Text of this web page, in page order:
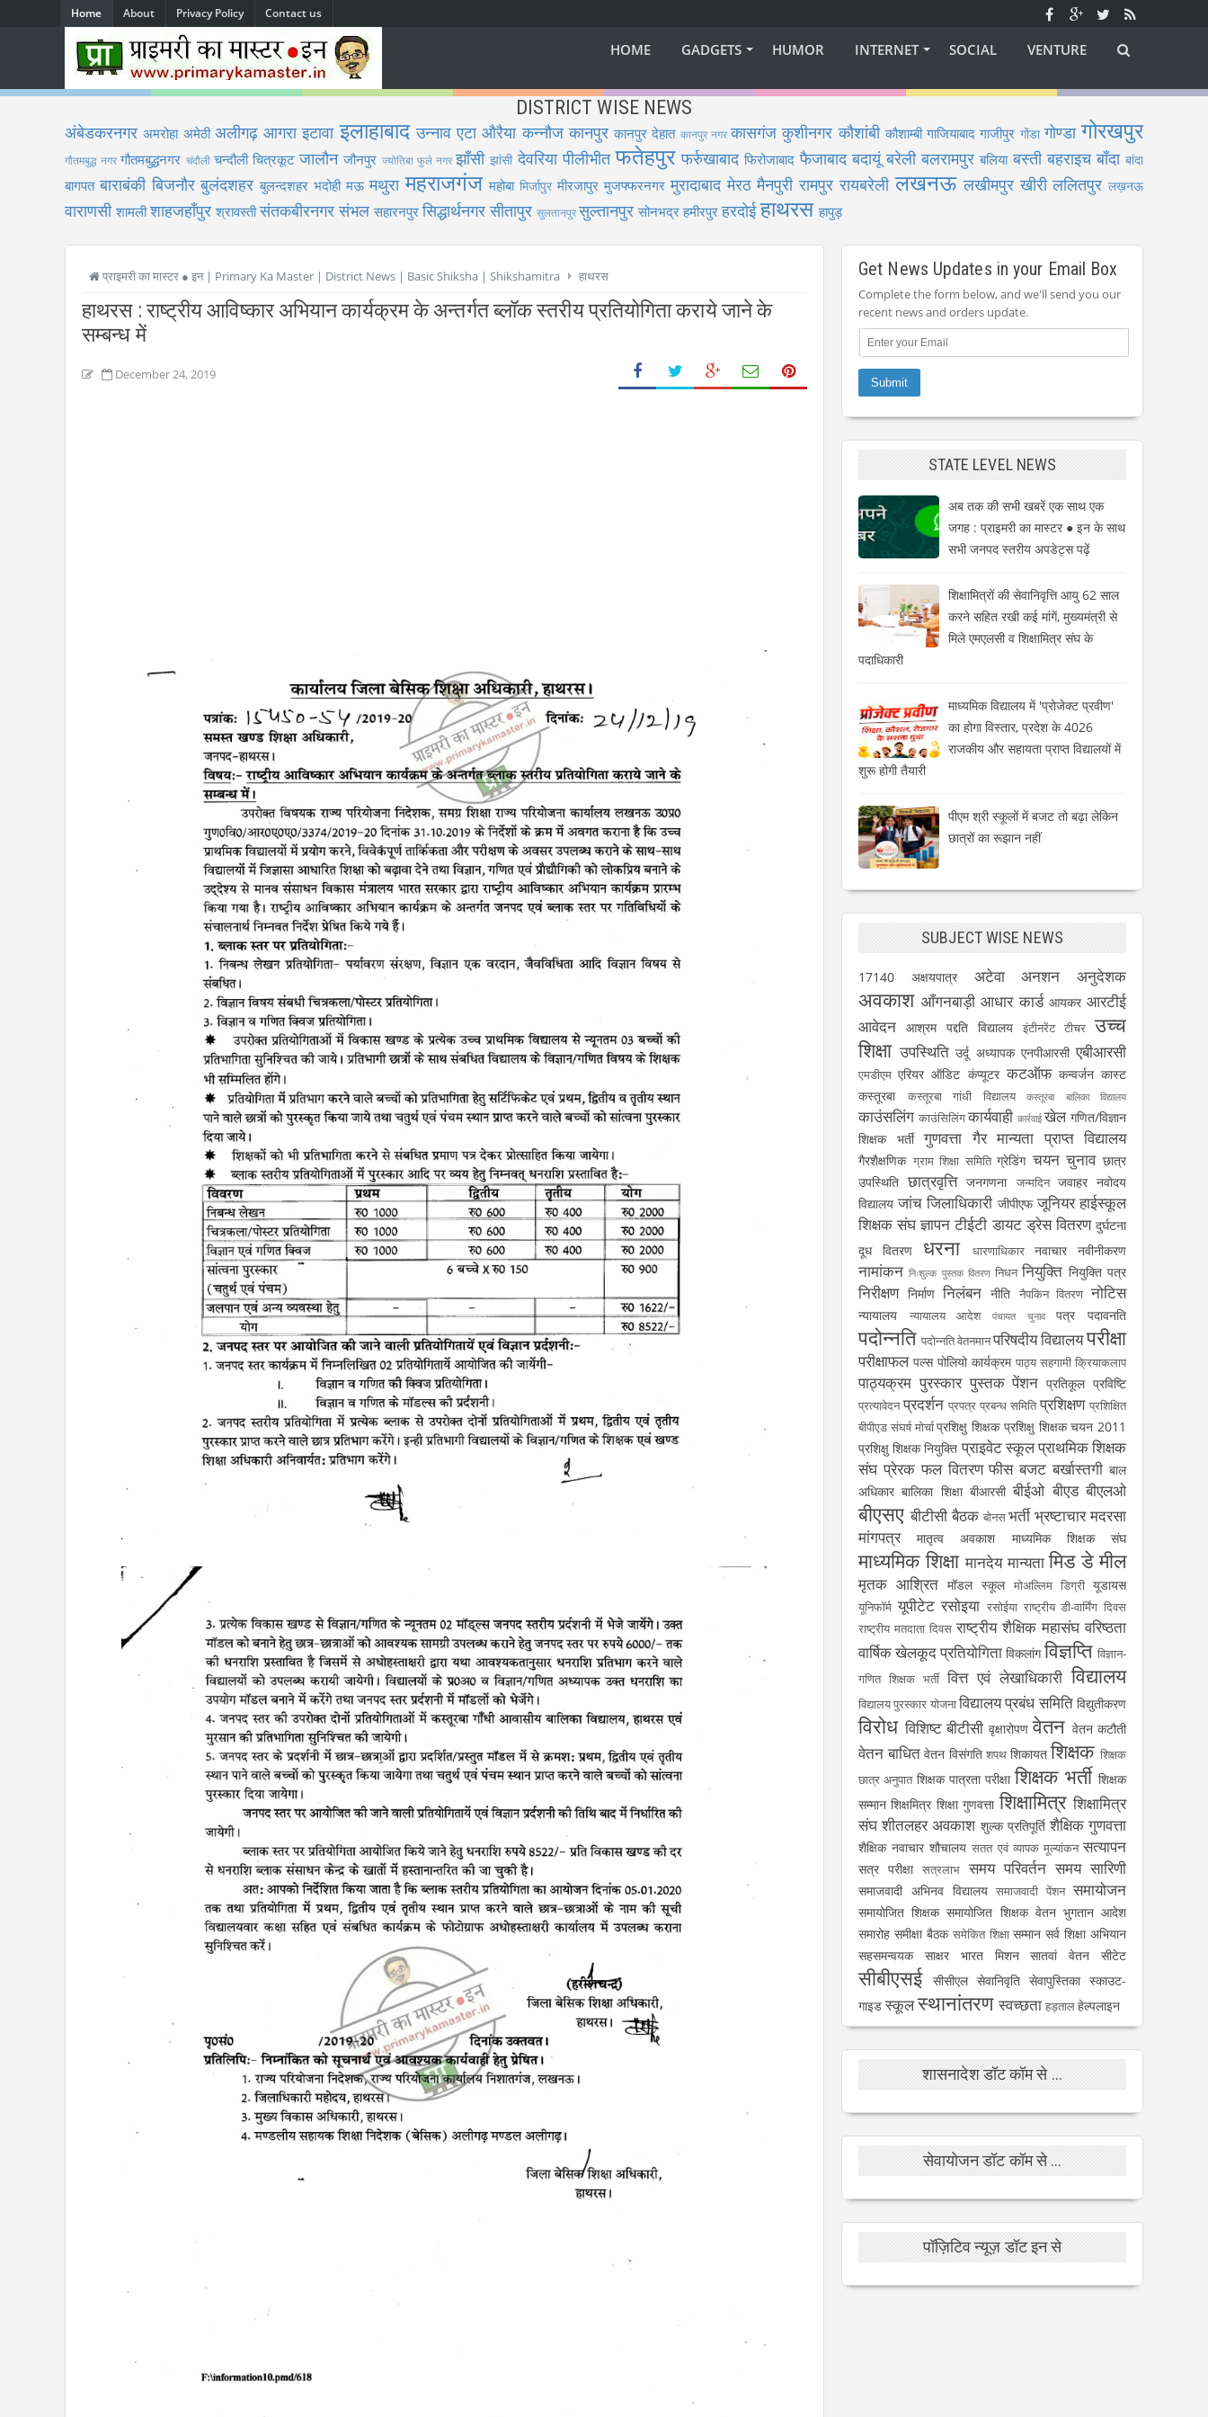
Home About Privacy Policy Contact us
HOME GADGETS HUMOR INTERNET SOCIAL VENTURE
DISTRICT WISE NEWS
अंबेडकरनगर अमरोहा अमेठी अलीगढ़ आगरा इटावा इलाहाबाद उन्नाव एटा औरैया कन्नौज कानपुर कानपुर देहात कानपुर नगर कासगंज कुशीनगर कौशांबी कौशाम्बी गाजियाबाद गाजीपुर गोंडा गोण्डा गोरखपुर
गौतमबुद्ध नगर गौतमबुद्धनगर चंदौली चन्दौली चित्रकूट जालौन जौनपुर ज्योतिबा फुले नगर झाँसी झांसी देवरिया पीलीभीत फतेहपुर फर्रुखाबाद फिरोजाबाद फैजाबाद बदायूं बरेली बलरामपुर बलिया बस्ती बहराइच बाँदा बांदा
बागपत बाराबंकी बिजनौर बुलंदशहर बुलन्दशहर भदोही मऊ मथुरा महराजगंज महोबा मिर्जापुर मीरजापुर मुजफ्फरनगर मुरादाबाद मेरठ मैनपुरी रामपुर रायबरेली लखनऊ लखीमपुर खीरी ललितपुर लख़नऊ
वाराणसी शामली शाहजहाँपुर श्रावस्ती संतकबीरनगर संभल सहारनपुर सिद्धार्थनगर सीतापुर सुलतानपुरसुल्तानपुर सोनभद्र हमीरपुर हरदोई हाथरस हापुड़
प्राइमरी का मास्टर ● इन | Primary Ka Master | District News | Basic Shiksha | Shikshamitra हाथरस
हाथरस : राष्ट्रीय आविष्कार अभियान कार्यक्रम के अन्तर्गत ब्लॉक स्तरीय प्रतियोगिता कराये जाने के
सम्बन्ध में
December 24, 2019
Get News Updates in your Email Box
Complete the form below, and we'll send you our
recent news and orders update.
STATE LEVEL NEWS
अब तक की सभी खबरें एक साथ एक
जगह : प्राइमरी का मास्टर ● इन के साथ
सभी जनपद स्तरीय अपडेट्स पढ़ें
शिक्षामित्रों की सेवानिवृत्ति आयु 62 साल
करने सहित रखी कई मांगें, मुख्यमंत्री से
मिले एमएलसी व शिक्षामित्र संघ के
पदाधिकारी
माध्यमिक विद्यालय में 'प्रोजेक्ट प्रवीण'
का होगा विस्तार, प्रदेश के 4026
राजकीय और सहायता प्राप्त विद्यालयों में
शुरू होगी तैयारी
पीएम श्री स्कूलों में बजट तो बढ़ा लेकिन
छात्रों का रूझान नहीं
SUBJECT WISE NEWS
17140 अक्षयपात्र अटेवा अनशन अनुदेशक
अवकाश आँगनबाड़ी आधार कार्ड आयकर आरटीई
आवेदन आश्रम पद्दति विद्यालय इंटीनरेंट टीचर उच्च
शिक्षा उपस्थिति उर्दू अध्यापक एनपीआरसी एबीआरसी
एमडीएम एरियर ऑडिट कंप्यूटर कटऑफ कन्वर्जन कास्ट
कस्तूरबा
कस्तूरबा गांधी विद्यालय कस्तूरबा बालिका विद्यालय
काउंसलिंग काउंसिलिंग कार्यवाही कार्रवाई खेल गणित/विज्ञान
शिक्षक भर्ती
गुणवत्ता गैर मान्यता प्राप्त विद्यालय
गैरशैक्षणिक ग्राम शिक्षा समिति ग्रेडिंग चयन चुनाव छात्र
उपस्थिति छात्रवृत्ति जनगणना जन्मदिन जवाहर नवोदय
विद्यालय जांच जिलाधिकारी जीपीएफ जूनियर हाईस्कूल
शिक्षक संघ ज्ञापन टीईटी डायट ड्रेस वितरण दुर्घटना
दूध वितरण
धरना धारणाधिकार नवाचार नवीनीकरण
नामांकन निःशुल्क पुस्तक वितरण निधन नियुक्ति नियुक्ति पत्र
निरीक्षण निर्माण निलंबन नीति नैपकिन वितरण नोटिस
न्यायालय न्यायालय आदेश पंचायत चुनाव पत्र पदावनति
पदोन्नति पदोन्नति वेतनमानपरिषदीय विद्यालयपरीक्षा
परीक्षाफल पल्स पोलियो कार्यक्रम पाठ्य सहगामी क्रियाकलाप
पाठ्यक्रम पुरस्कार पुस्तक पेंशन प्रतिकूल प्रविष्टि
प्रत्यावेदन प्रदर्शन प्रपत्र प्रबन्ध समिति प्रशिक्षण प्रशिक्षित
बीपीएड संघर्ष मोर्चा प्रशिक्षु शिक्षक प्रशिक्षु शिक्षक चयन 2011
प्रशिक्षु शिक्षक नियुक्ति प्राइवेट स्कूलप्राथमिक शिक्षक
संघ प्रेरक फल वितरण फीस बजट बर्खास्तगी बाल
अधिकार बालिका शिक्षा बीआरसी बीईओ बीएड बीएलओ
बीएसए बीटीसी बैठक बोनस भर्ती भ्रष्टाचार मदरसा
मांगपत्र
मातृत्व अवकाश माध्यमिक शिक्षक संघ
माध्यमिक शिक्षा मानदेय मान्यता मिड डे मील
मृतक आश्रित मॉडल स्कूल मोअल्लिम डिग्री यूडायस
यूनिफॉर्म यूपीटेट रसोइया रसोईया राष्ट्रीय डी-वार्मिंग दिवस
राष्ट्रीय मतदाता दिवस राष्ट्रीय शैक्षिक महासंघ वरिष्ठता
वार्षिक खेलकूद प्रतियोगिता विकलांग विज्ञप्ति विज्ञान-
गणित शिक्षक भर्ती वित्त एवं लेखाधिकारी विद्यालय
विद्यालय पुरस्कार योजनाविद्यालय प्रबंध समिति विद्युतीकरण
विरोध विशिष्ट बीटीसी वृक्षारोपण वेतन वेतन कटौती
वेतन बाधित वेतन विसंगति शपथ शिकायत शिक्षक शिक्षक
छात्र अनुपात शिक्षक पात्रता परीक्षा शिक्षक भर्ती शिक्षक
सम्मान शिक्षमित्र शिक्षा गुणवत्ता शिक्षामित्र शिक्षामित्र
संघ शीतलहर अवकाश शुल्क प्रतिपूर्ति शैक्षिक गुणवत्ता
शैक्षिक नवाचार शौचालय सतत एवं व्यापक मूल्यांकन सत्यापन
सत्र परीक्षा सत्रलाभ समय परिवर्तन समय सारिणी
समाजवादी अभिनव विद्यालय समाजवादी पेंशन समायोजन
समायोजित शिक्षक समायोजित शिक्षक वेतन भुगतान आदेश
समारोह समीक्षा बैठक समेकित शिक्षा सम्मान सर्व शिक्षा अभियान
सहसमन्वयक
साक्षर भारत मिशन सातवां वेतन सीटेट
सीबीएसई सीसीएल सेवानिवृति सेवापुस्तिका स्काउट-
गाइड स्कूलस्थानांतरण स्वच्छता हड़तालहेल्पलाइन
शासनादेश डॉट कॉम से ...
सेवायोजन डॉट कॉम से ...
पॉज़िटिव न्यूज़ डॉट इन से